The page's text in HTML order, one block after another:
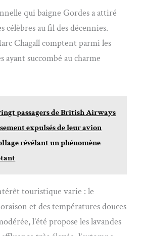
qui baigne Gordes a attiré
célèbres au fil des décennies.
Chagall comptent parmi les
ayant succombé au charme
passagers de British Airways
expulsés de leur avion
révélant un phénomène
touristique varie : le
et des températures douces
l’été propose les lavandes